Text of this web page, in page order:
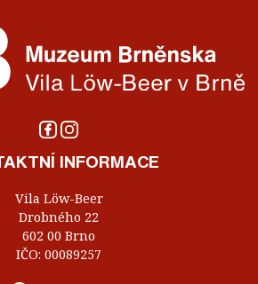
INFORMACE
Vila Löw-Beer
Drobného 22
602 00 Brno
IČO: 00089257